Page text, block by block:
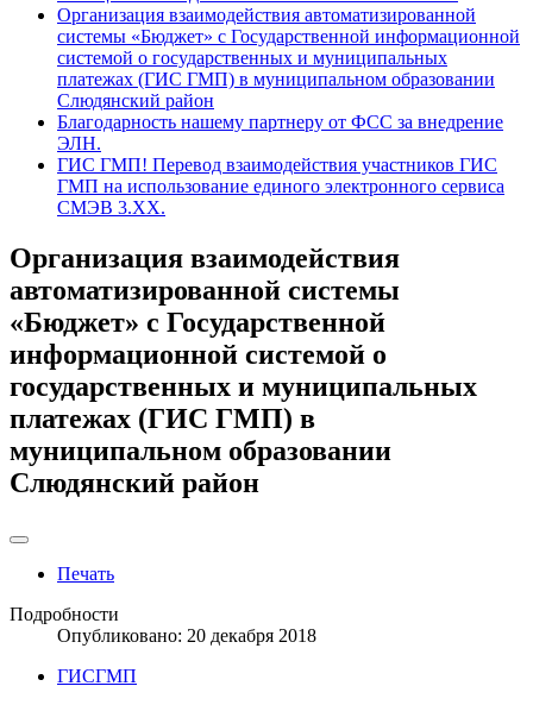
Организация взаимодействия автоматизированной
системы «Бюджет» с Государственной информационной
системой о государственных и муниципальных
платежах (ГИС ГМП) в муниципальном образовании
Слюдянский район
Благодарность нашему партнеру от ФСС за внедрение
ЭЛН.
ГИС ГМП! Перевод взаимодействия участников ГИС
ГМП на использование единого электронного сервиса
СМЭВ 3.ХХ.
Организация взаимодействия
автоматизированной системы
«Бюджет» с Государственной
информационной системой о
государственных и муниципальных
платежах (ГИС ГМП) в
муниципальном образовании
Слюдянский район
Печать
Подробности
Опубликовано: 20 декабря 2018
ГИСГМП